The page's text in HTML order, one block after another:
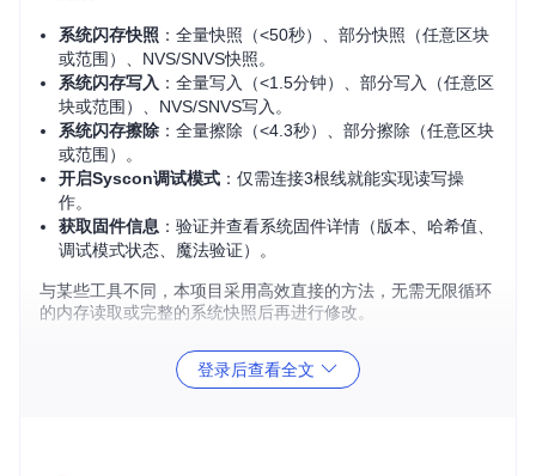
系统闪存快照 ：全量快照（<50秒）、部分快照（任意区块
或范围）、NVS/SNVS快照。
系统闪存写入 ：全量写入（<1.5分钟）、部分写入（任意区
块或范围）、NVS/SNVS写入。
系统闪存擦除 ：全量擦除（<4.3秒）、部分擦除（任意区块
或范围）。
开启Syscon调试模式 ：仅需连接3根线就能实现读写操
作。
获取固件信息 ：验证并查看系统固件详情（版本、哈希值、
调试模式状态、魔法验证）。
与某些工具不同，本项目采用高效直接的方法，无需无限循环
的内存读取或完整的系统快照后再进行修改。
登录后查看全文